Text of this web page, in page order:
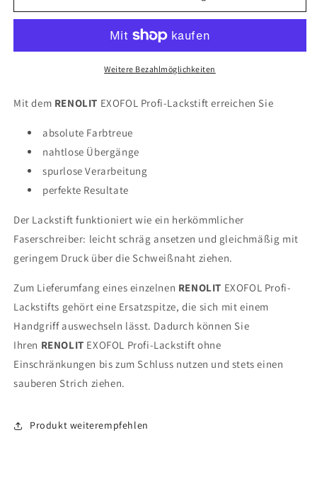
Lackstift
für
Fensterrahmen
Lackstift
für
Fensterrahmen
Weitere Bezahlmöglichkeiten
Mit dem RENOLIT EXOFOL Profi-Lackstift erreichen Sie
absolute Farbtreue
nahtlose Übergänge
spurlose Verarbeitung
perfekte Resultate
Der Lackstift funktioniert wie ein herkömmlicher
Faserschreiber: leicht schräg ansetzen und gleichmäßig mit
geringem Druck über die Schweißnaht ziehen.
Zum Lieferumfang eines einzelnen RENOLIT EXOFOL Profi-
Lackstifts gehört eine Ersatzspitze, die sich mit einem
Handgriff auswechseln lässt. Dadurch können Sie
Ihren RENOLIT EXOFOL Profi-Lackstift ohne
Einschränkungen bis zum Schluss nutzen und stets einen
sauberen Strich ziehen.
Produkt weiterempfehlen